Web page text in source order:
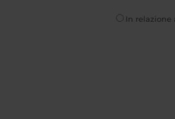
In relazione